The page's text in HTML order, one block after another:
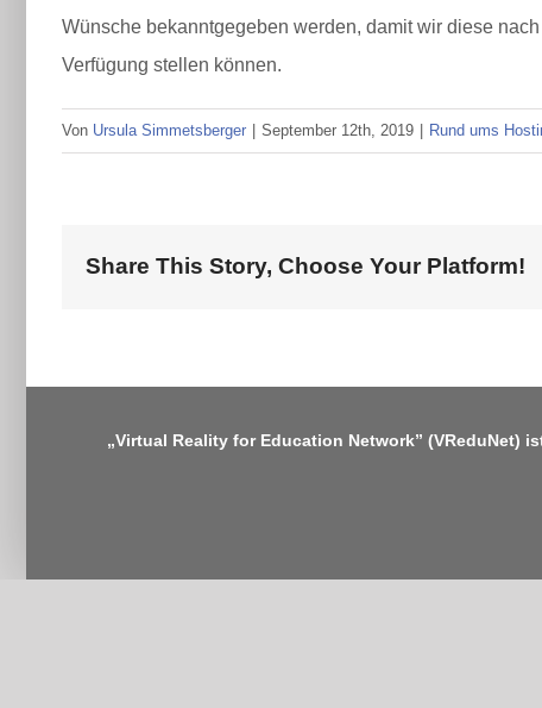
Wünsche bekanntgegeben werden, damit wir diese
Verfügung stellen können.
Von Ursula Simmetsberger September 12th, 2019 Rund ums
Share This Story, Choose Your Platform!
„Virtual Reality for Education Network” (VReduNet)